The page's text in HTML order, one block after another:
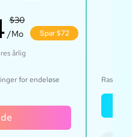
$30
/Mo
Spar $72
årlig
for endeløse
Rask,